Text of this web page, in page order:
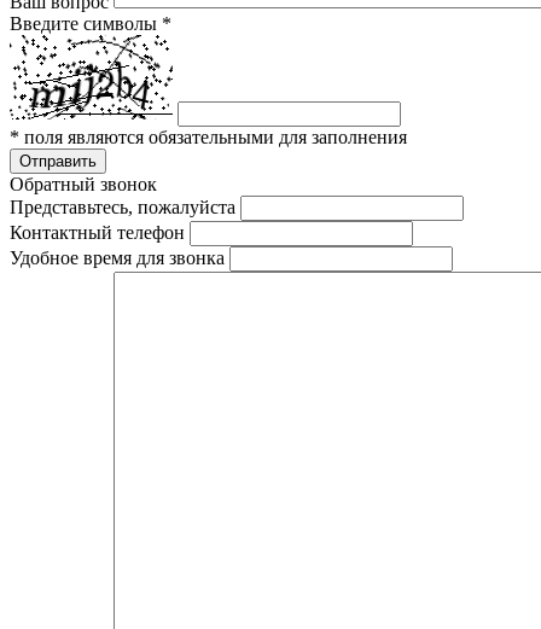
Введите символы *
* поля являются обязательными для заполнения
Отправить
Обратный звонок
Представьтесь, пожалуйста
Контактный телефон
Удобное время для звонка